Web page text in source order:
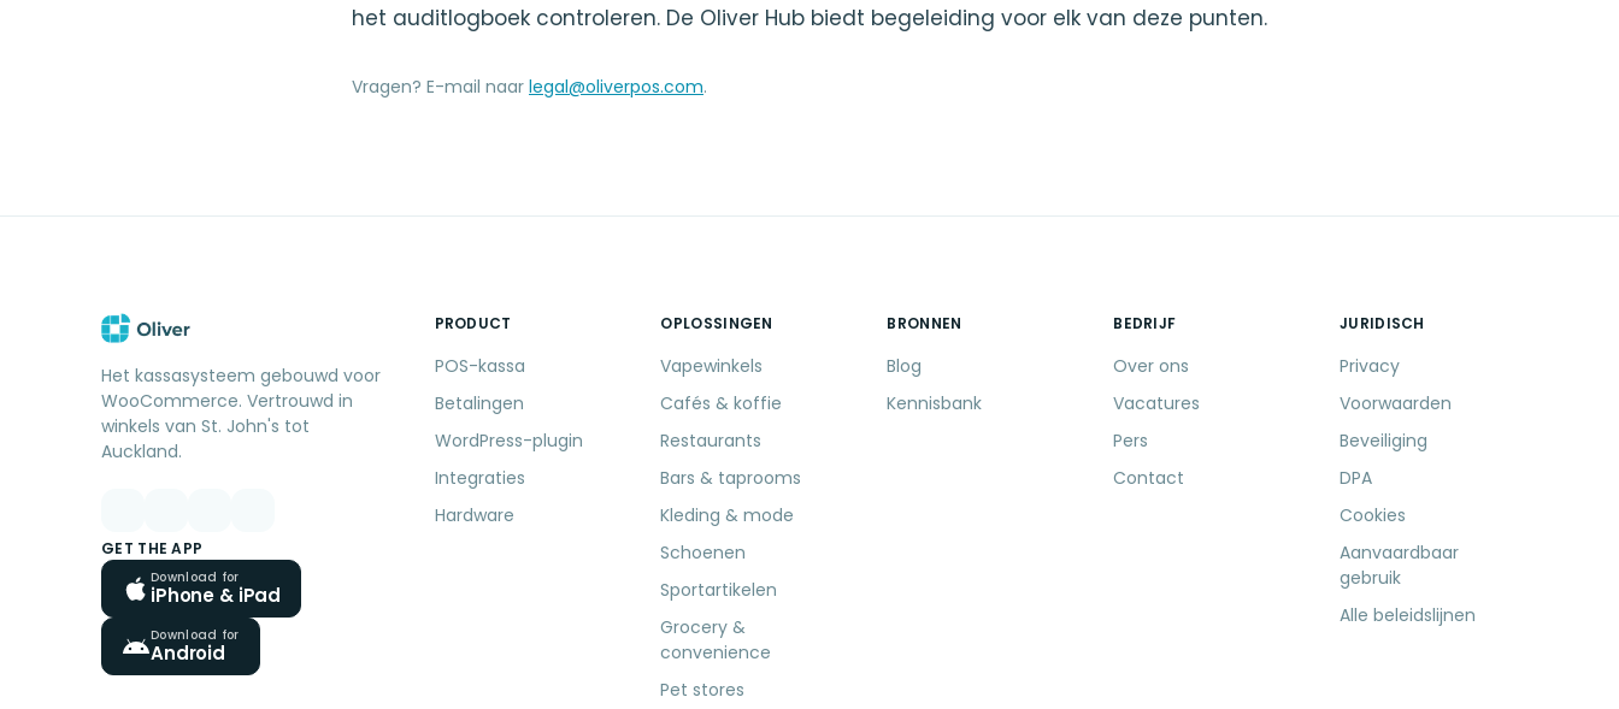
het auditlogboek controleren. De Oliver Hub biedt begeleiding voor elk van deze punten.
Vragen? E-mail naar legal@oliverpos.com.
Het kassasysteem gebouwd voor
WooCommerce. Vertrouwd in
winkels van St. John's tot
Auckland.
GET THE APP
Download for
iPhone & iPad
Download for
Android
PRODUCT
POS-kassa
Betalingen
WordPress-plugin
Integraties
Hardware
OPLOSSINGEN
Vapewinkels
Cafés & koffie
Restaurants
Bars & taprooms
Kleding & mode
Schoenen
Sportartikelen
Grocery &
convenience
Pet stores
BRONNEN
Blog
Kennisbank
BEDRIJF
Over ons
Vacatures
Pers
Contact
JURIDISCH
Privacy
Voorwaarden
Beveiliging
DPA
Cookies
Aanvaardbaar
gebruik
Alle beleidslijnen